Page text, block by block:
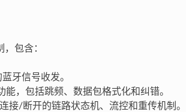
包含：
牙信号收发。
，包括跳频、数据包格式化和纠错。
接/断开的链路状态机、流控和重传机制。